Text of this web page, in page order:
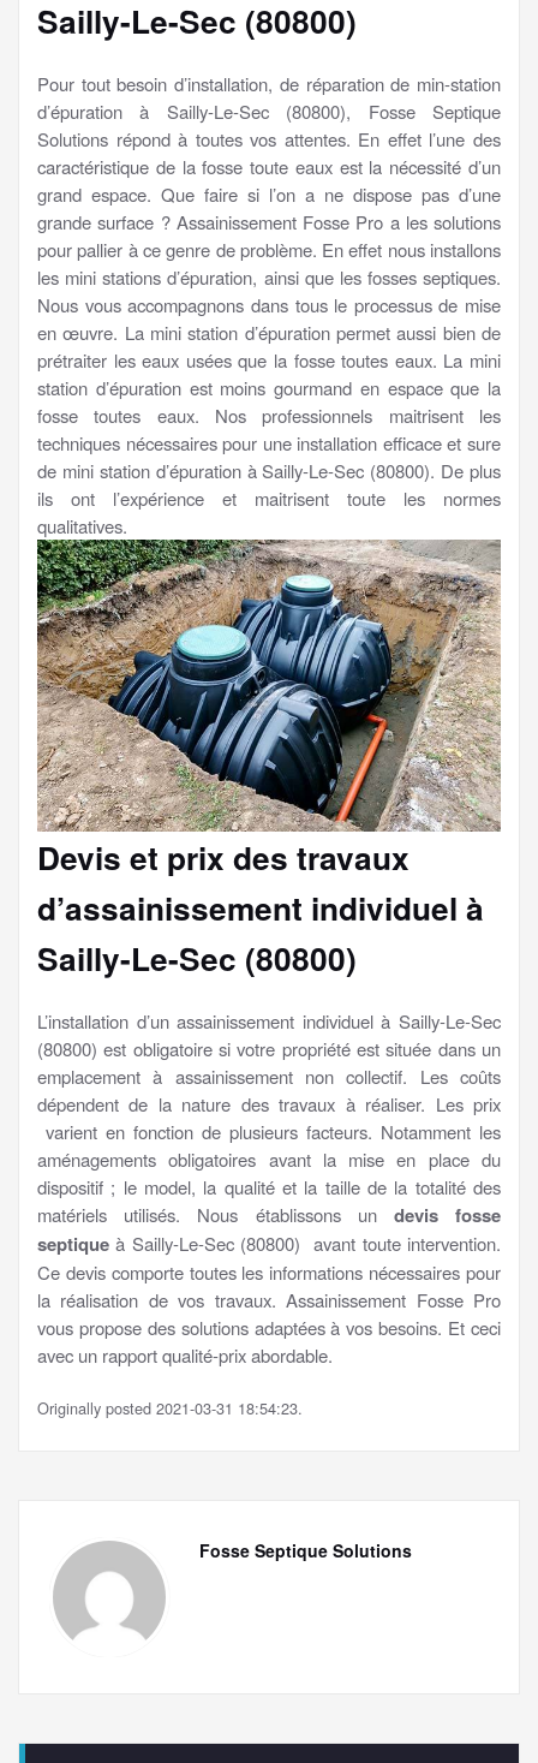
Sailly-Le-Sec (80800)
Pour tout besoin d’installation, de réparation de min-station
d’épuration à Sailly-Le-Sec (80800), Fosse Septique
Solutions répond à toutes vos attentes. En effet l’une des
caractéristique de la fosse toute eaux est la nécessité d’un
grand espace. Que faire si l’on a ne dispose pas d’une
grande surface ? Assainissement Fosse Pro a les solutions
pour pallier à ce genre de problème. En effet nous installons
les mini stations d’épuration, ainsi que les fosses septiques.
Nous vous accompagnons dans tous le processus de mise
en œuvre. La mini station d’épuration permet aussi bien de
prétraiter les eaux usées que la fosse toutes eaux. La mini
station d’épuration est moins gourmand en espace que la
fosse toutes eaux. Nos professionnels maitrisent les
techniques nécessaires pour une installation efficace et sure
de mini station d’épuration à Sailly-Le-Sec (80800). De plus
ils ont l’expérience et maitrisent toute les normes
qualitatives.
Devis et prix des travaux
d’assainissement individuel à
Sailly-Le-Sec (80800)
L’installation d’un assainissement individuel à Sailly-Le-Sec
(80800) est obligatoire si votre propriété est située dans un
emplacement à assainissement non collectif. Les coûts
dépendent de la nature des travaux à réaliser. Les prix
varient en fonction de plusieurs facteurs. Notamment les
aménagements obligatoires avant la mise en place du
dispositif ; le model, la qualité et la taille de la totalité des
matériels utilisés. Nous établissons un devis fosse
septique à Sailly-Le-Sec (80800) avant toute intervention.
Ce devis comporte toutes les informations nécessaires pour
la réalisation de vos travaux. Assainissement Fosse Pro
vous propose des solutions adaptées à vos besoins. Et ceci
avec un rapport qualité-prix abordable.
Originally posted 2021-03-31 18:54:23.
Fosse Septique Solutions